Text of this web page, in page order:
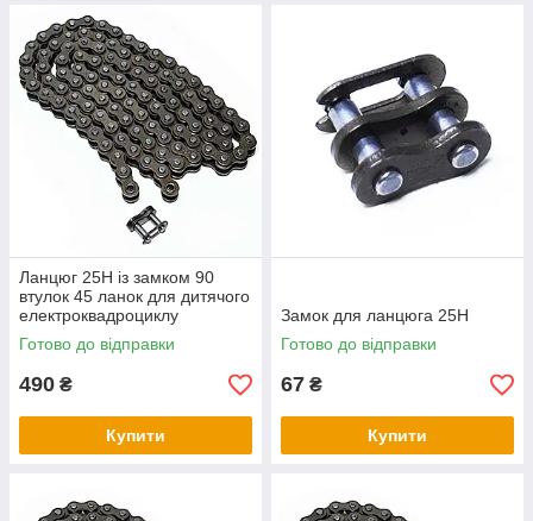
Ланцюг 25H із замком 90
втулок 45 ланок для дитячого
електроквадроциклу
Готово до відправки
490 ₴
Купити
Замок для ланцюга 25H
Готово до відправки
67 ₴
Купити